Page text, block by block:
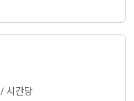
/ 시간당